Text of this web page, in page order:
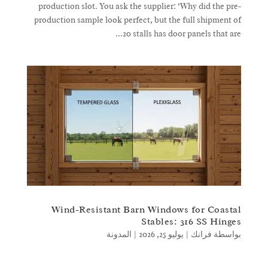
production slot. You ask the supplier: ‘Why did the pre-
production sample look perfect, but the full shipment of
20 stalls has door panels that are...
Wind-Resistant Barn Windows for Coastal
Stables: 316 SS Hinges
بواسطة فرانك | يوليو 25, 2026 | المدونة